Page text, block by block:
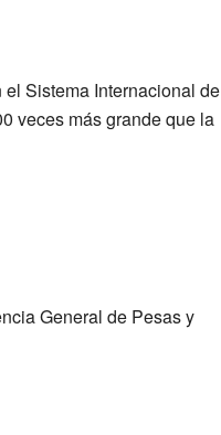
Sistema Internacional de
veces más grande que la
General de Pesas y